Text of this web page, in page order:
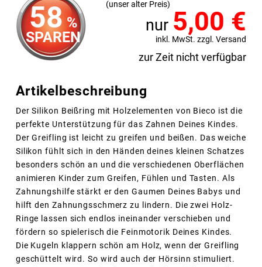
58 %
SPAREN
(unser alter Preis)
nur 5,00 €
inkl. MwSt. zzgl. Versand
zur Zeit nicht verfügbar
Artikelbeschreibung
Der Silikon Beißring mit Holzelementen von Bieco ist die
perfekte Unterstützung für das Zahnen Deines Kindes.
Der Greifling ist leicht zu greifen und beißen. Das weiche
Silikon fühlt sich in den Händen deines kleinen Schatzes
besonders schön an und die verschiedenen Oberflächen
animieren Kinder zum Greifen, Fühlen und Tasten. Als
Zahnungshilfe stärkt er den Gaumen Deines Babys und
hilft den Zahnungsschmerz zu lindern. Die zwei Holz-
Ringe lassen sich endlos ineinander verschieben und
fördern so spielerisch die Feinmotorik Deines Kindes.
Die Kugeln klappern schön am Holz, wenn der Greifling
geschüttelt wird. So wird auch der Hörsinn stimuliert.